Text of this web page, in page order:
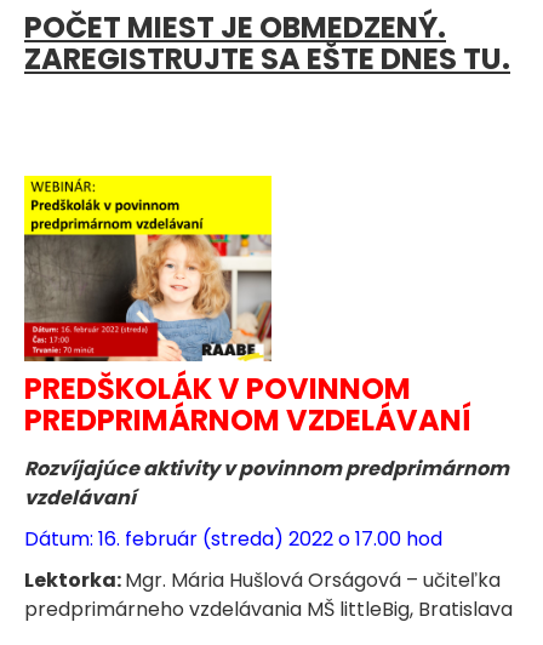
POČET MIEST JE OBMEDZENÝ.
ZAREGISTRUJTE SA EŠTE DNES TU.
PREDŠKOLÁK V POVINNOM
PREDPRIMÁRNOM VZDELÁVANÍ
Rozvíjajúce aktivity v povinnom predprimárnom
vzdelávaní
Dátum: 16. február (streda) 2022 o 17.00 hod
Lektorka:Mgr. Mária Hušlová Orságová – učiteľka
predprimárneho vzdelávania MŠ littleBig, Bratislava